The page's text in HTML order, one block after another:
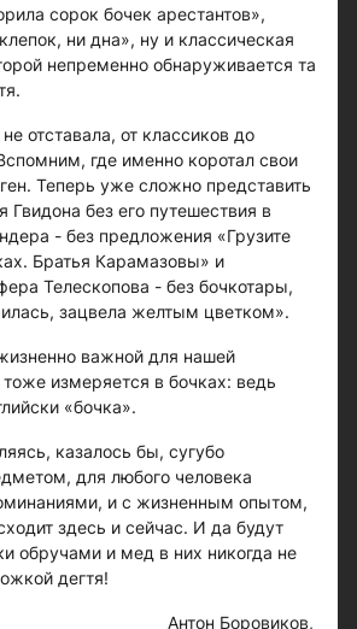
сорок бочек арестантов»,
ни дна», ну и классическая
непременно обнаруживается та
отставала, от классиков до
где именно коротал свои
Теперь уже сложно представить
Гвидона без его путешествия в
- без предложения «Грузите
Братья Карамазовы» и
Телескопова - без бочкотары,
зацвела желтым цветком».
важной для нашей
измеряется в бочках: ведь
«бочка».
казалось бы, сугубо
для любого человека
и с жизненным опытом,
здесь и сейчас. И да будут
обручами и мед в них никогда не
дегтя!
Антон Боровиков,